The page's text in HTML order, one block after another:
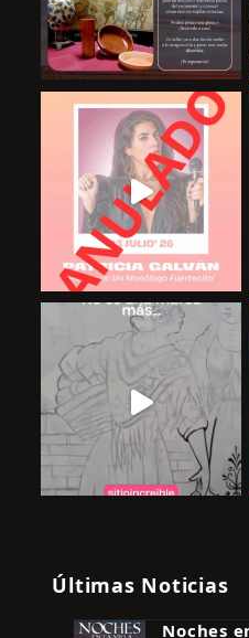
Últimas Noticias
Noches